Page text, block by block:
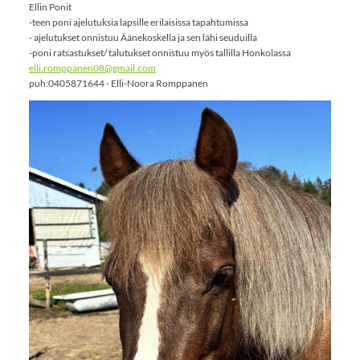
Ellin Ponit
-teen poni ajelutuksia lapsille erilaisissa tapahtumissa
- ajelutukset onnistuu Äänekoskella ja sen lähi seuduilla
-poni ratsastukset/ talutukset onnistuu myös tallilla Honkolassa
elli.romppanen08@gmail.com
puh:0405871644 - Elli-Noora Romppanen